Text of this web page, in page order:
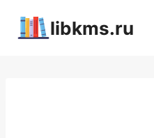
libkms.ru